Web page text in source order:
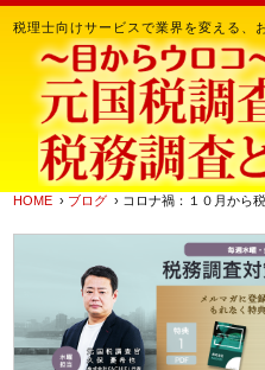
税理士向けサービスで業界を変える、
HOME › ブログ › コロナ禍：１０月から